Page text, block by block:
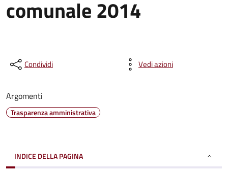
comunale 2014
Condividi Vedi azioni
Argomenti
Trasparenza amministrativa
INDICE DELLA PAGINA